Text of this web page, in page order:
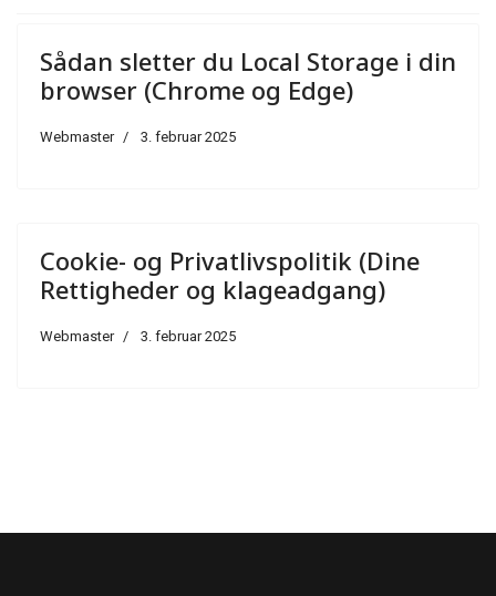
Sådan sletter du Local Storage i din
browser (Chrome og Edge)
Webmaster 3. februar 2025
Cookie- og Privatlivspolitik (Dine
Rettigheder og klageadgang)
Webmaster 3. februar 2025